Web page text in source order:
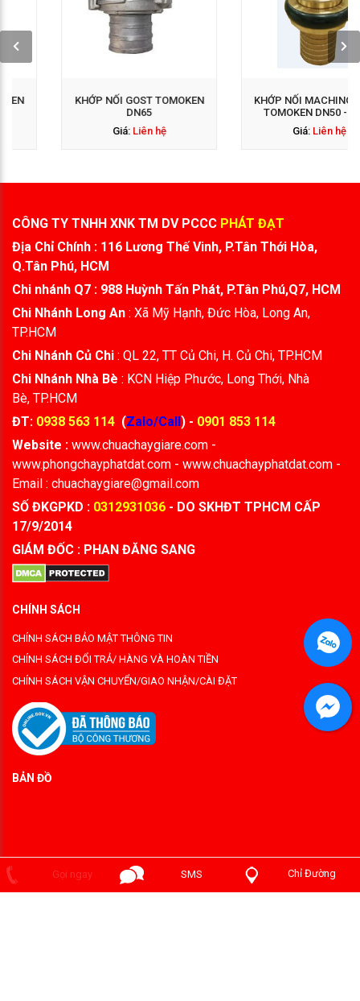
KHỚP NỐI GOST TOMOKEN
Liên hệ
GỌI NGAY: 0938 563
KHỚP NỐI MACHINO ĐỒNG
TOMOKEN DN50 - DN65
Liên hệ
GỌI NGAY: 0938 563
CÔNG TY TNHH XNK TM DV PCCC PHÁT ĐẠT
Địa Chỉ Chính : 116 Lương Thế Vinh, P.Tân Thới Hòa,
Q.Tân Phú, HCM
Chi nhánh Q7 : 988 Huỳnh Tấn Phát, P.Tân Phú,Q7, HCM
Chi Nhánh Long An : Xã Mỹ Hạnh, Đức Hòa, Long An,
TP.HCM
Chi Nhánh Củ Chi : QL 22, TT Củ Chi, H. Củ Chi, TP.HCM
Chi Nhánh Nhà Bè : KCN Hiệp Phước, Long Thới, Nhà
Bè, TP.HCM
ĐT: 0938 563 114 (Zalo/Call ) - 0901 853 114
Website : www.chuachaygiare.com -
www.phongchayphatdat.com - www.chuachayphatdat.com -
Email : chuachaygiare@gmail.com
SỐ ĐKGPKD : 0312931036 - DO SKHĐT TPHCM CẤP
17/9/2014
GIÁM ĐỐC : PHAN ĐĂNG SANG
CHÍNH SÁCH
CHÍNH SÁCH BẢO MẬT THÔNG TIN
CHÍNH SÁCH ĐỔI TRẢ/ HÀNG VÀ HOÀN TIỀN
CHÍNH SÁCH VẬN CHUYỂN/GIAO NHẬN/CÀI ĐẶT
BẢN ĐỒ
Gọi ngay SMS Chỉ Đường